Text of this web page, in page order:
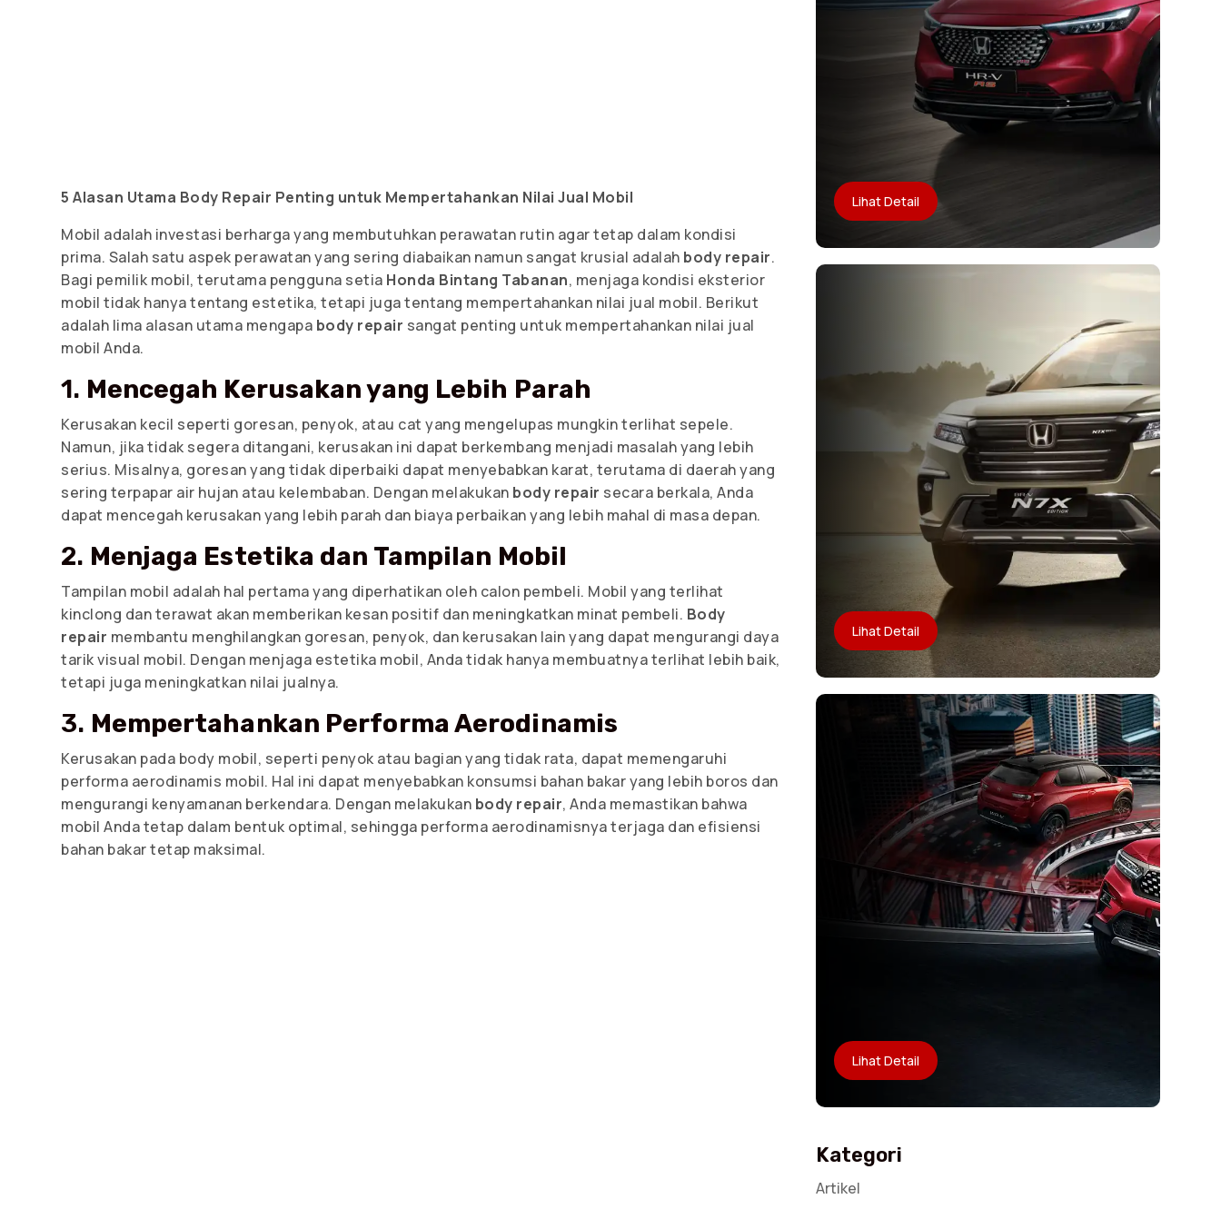
5 Alasan Utama Body Repair Penting untuk Mempertahankan Nilai Jual Mobil
Mobil adalah investasi berharga yang membutuhkan perawatan rutin agar tetap dalam kondisi
prima. Salah satu aspek perawatan yang sering diabaikan namun sangat krusial adalah body repair.
Bagi pemilik mobil, terutama pengguna setia Honda Bintang Tabanan, menjaga kondisi eksterior
mobil tidak hanya tentang estetika, tetapi juga tentang mempertahankan nilai jual mobil. Berikut
adalah lima alasan utama mengapa body repair sangat penting untuk mempertahankan nilai jual
mobil Anda.
1. Mencegah Kerusakan yang Lebih Parah
Kerusakan kecil seperti goresan, penyok, atau cat yang mengelupas mungkin terlihat sepele.
Namun, jika tidak segera ditangani, kerusakan ini dapat berkembang menjadi masalah yang lebih
serius. Misalnya, goresan yang tidak diperbaiki dapat menyebabkan karat, terutama di daerah yang
sering terpapar air hujan atau kelembaban. Dengan melakukan body repair secara berkala, Anda
dapat mencegah kerusakan yang lebih parah dan biaya perbaikan yang lebih mahal di masa depan.
2. Menjaga Estetika dan Tampilan Mobil
Tampilan mobil adalah hal pertama yang diperhatikan oleh calon pembeli. Mobil yang terlihat
kinclong dan terawat akan memberikan kesan positif dan meningkatkan minat pembeli. Body
repair membantu menghilangkan goresan, penyok, dan kerusakan lain yang dapat mengurangi daya
tarik visual mobil. Dengan menjaga estetika mobil, Anda tidak hanya membuatnya terlihat lebih baik,
tetapi juga meningkatkan nilai jualnya.
3. Mempertahankan Performa Aerodinamis
Kerusakan pada body mobil, seperti penyok atau bagian yang tidak rata, dapat memengaruhi
performa aerodinamis mobil. Hal ini dapat menyebabkan konsumsi bahan bakar yang lebih boros dan
mengurangi kenyamanan berkendara. Dengan melakukan body repair, Anda memastikan bahwa
mobil Anda tetap dalam bentuk optimal, sehingga performa aerodinamisnya terjaga dan efisiensi
bahan bakar tetap maksimal.
Lihat Detail
Lihat Detail
Lihat Detail
Kategori
Artikel